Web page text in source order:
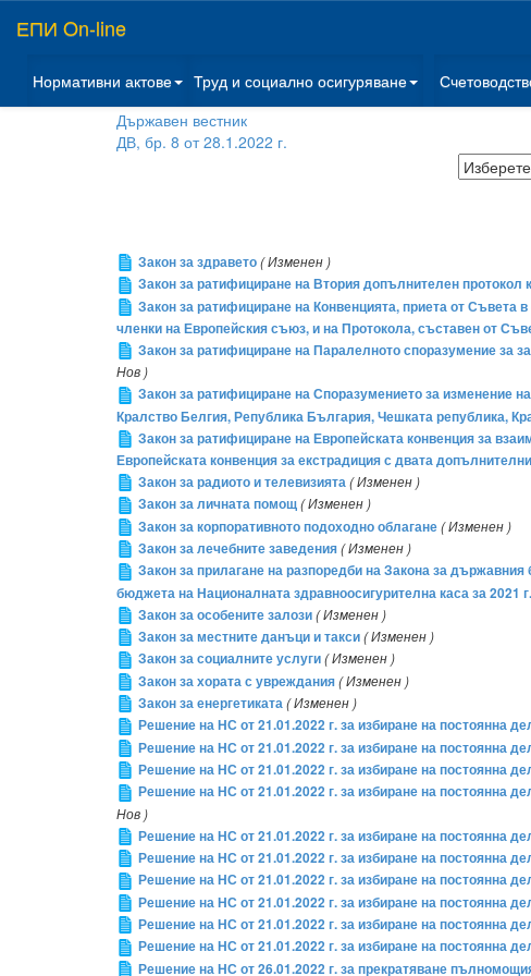
ЕПИ On-line
Нормативни актове Труд и социално осигуряване
Държавен вестник
ДВ, бр. 8 от 28.1.2022 г.
Закон за здравето( Изменен )
Закон за ратифициране на Втория допълнителен
Закон за ратифициране на Конвенцията, приета от
членки на Европейския съюз, и на Протокола, съставен от
Закон за ратифициране на Паралелното споразумение за
Нов )
Закон за ратифициране на Споразумението за изменение
Кралство Белгия, Република България, Чешката република,
Закон за ратифициране на Европейската конвенция за
Европейската конвенция за екстрадиция с двата
Закон за радиото и телевизията( Изменен )
Закон за личната помощ( Изменен )
Закон за корпоративното подоходно облагане( Изменен )
Закон за лечебните заведения( Изменен )
Закон за прилагане на разпоредби на Закона за
бюджета на Националната здравноосигурителна каса за 2021 г.
Закон за особените залози( Изменен )
Закон за местните данъци и такси( Изменен )
Закон за социалните услуги( Изменен )
Закон за хората с увреждания( Изменен )
Закон за енергетиката( Изменен )
Решение на НС от 21.01.2022 г. за избиране на постоянна
Решение на НС от 21.01.2022 г. за избиране на постоянна
Решение на НС от 21.01.2022 г. за избиране на постоянна
Решение на НС от 21.01.2022 г. за избиране на постоянна
Нов )
Решение на НС от 21.01.2022 г. за избиране на постоянна
Решение на НС от 21.01.2022 г. за избиране на постоянна
Решение на НС от 21.01.2022 г. за избиране на постоянна
Решение на НС от 21.01.2022 г. за избиране на постоянна
Решение на НС от 21.01.2022 г. за избиране на постоянна
Решение на НС от 21.01.2022 г. за избиране на постоянна
Решение на НС от 26.01.2022 г. за прекратяване